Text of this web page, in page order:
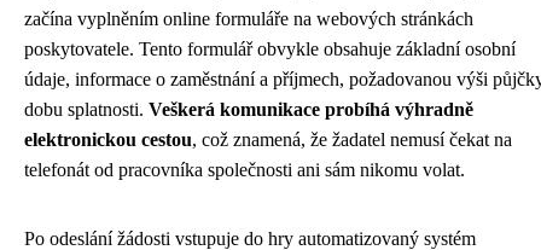
začína vyplněním online formuláře na webových stránkách
poskytovatele. Tento formulář obvykle obsahuje základní osobní
údaje, informace o zaměstnání a příjmech, požadovanou výši
dobu splatnosti. Veškerá komunikace probíhá výhradně
elektronickou cestou, což znamená, že žadatel nemusí čekat na
telefonát od pracovníka společnosti ani sám nikomu volat.
Po odeslání žádosti vstupuje do hry automatizovaný systém